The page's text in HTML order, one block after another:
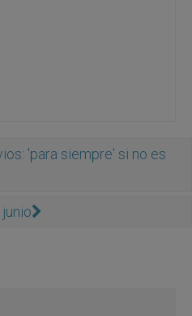
'para siempre' si no es